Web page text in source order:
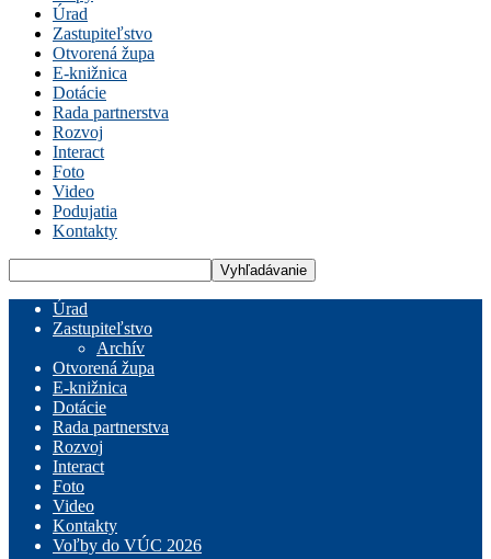
Úrad
Zastupiteľstvo
Otvorená župa
E-knižnica
Dotácie
Rada partnerstva
Rozvoj
Interact
Foto
Video
Podujatia
Kontakty
Úrad
Zastupiteľstvo
Archív
Otvorená župa
E-knižnica
Dotácie
Rada partnerstva
Rozvoj
Interact
Foto
Video
Kontakty
Voľby do VÚC 2026